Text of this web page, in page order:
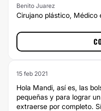
Benito Juarez
Cirujano plástico, Médico
15 feb 2021
Hola Mandi, así es, las
pequeñas y para lograr
extraerse por completo.